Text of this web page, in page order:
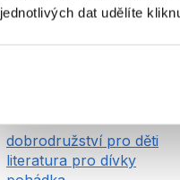
jednotlivých dat udělíte
dobrodružství pro děti
literatura pro dívky